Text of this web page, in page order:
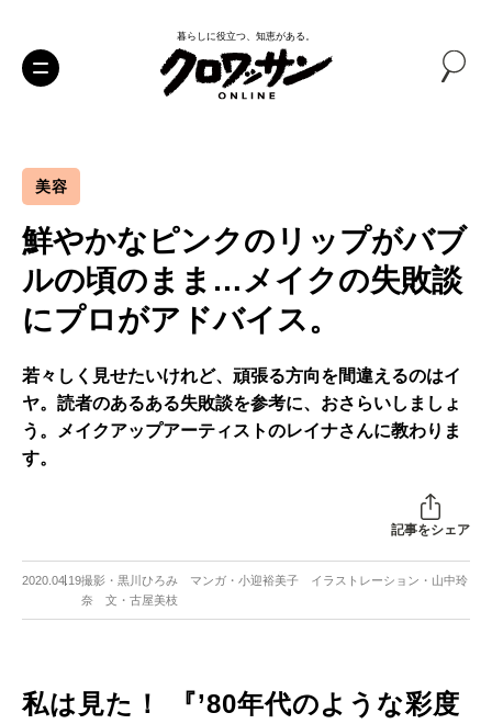
暮らしに役立つ、知恵がある。
美容
鮮やかなピンクのリップがバブ
ルの頃のまま…メイクの失敗談
にプロがアドバイス。
若々しく見せたいけれど、頑張る方向を間違えるのはイ
ヤ。読者のあるある失敗談を参考に、おさらいしましょ
う。メイクアップアーティストのレイナさんに教わりま
す。
記事をシェア
2020.04.19撮影・黒川ひろみ マンガ・小迎裕美子 イラストレーション・山中玲
奈 文・古屋美枝
私は見た！ 『’80年代のような彩度